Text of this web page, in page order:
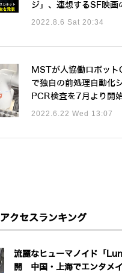
ジ」、連想するSF映
2022.8.6 Sat 20:34
MSTが人協働ロボッ
で独自の前処理自動化
PCR検査を7月より開
2022.6.22 Wed 13:07
アクセスランキング
流麗なヒューマノイド「
開 中国・上海でエンタメ